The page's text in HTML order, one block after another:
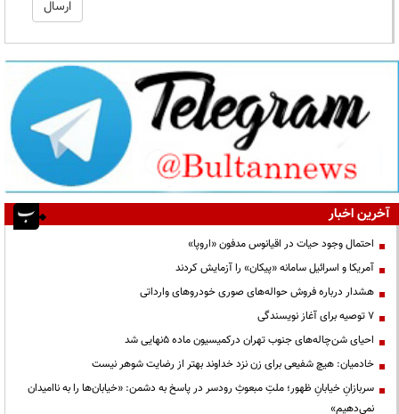
آخرین اخبار
احتمال وجود حیات در اقیانوس مدفون «اروپا»
آمریکا و اسرائیل سامانه «پیکان» را آزمایش کردند
هشدار درباره فروش حواله‌های صوری خودروهای وارداتی
۷ توصیه برای آغاز نویسندگی
احیای شن‌چاله‌های جنوب تهران درکمیسیون ماده ۵نهایی شد
خادمیان: هیچ شفیعی برای زن نزد خداوند بهتر از رضایت شوهر نیست
سربازانِ خیابانِ ظهور؛ ملتِ مبعوثِ رودسر در پاسخ به دشمن: «خیابان‌ها را به ناامیدان
نمی‌دهیم»